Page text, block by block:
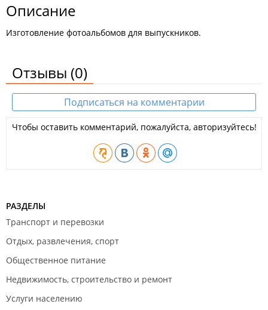
Описание
Изготовление фотоальбомов для выпускников.
Отзывы (0)
Подписаться на комментарии
Чтобы оставить комментарий, пожалуйста, авторизуйтесь!
РАЗДЕЛЫ
Транспорт и перевозки
Отдых, развлечения, спорт
Общественное питание
Недвижимость, строительство и ремонт
Услуги населению